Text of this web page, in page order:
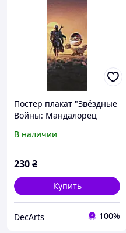
Постер плакат "Звёздные
Войны: Мандалорец
Wars: The Mandalorian
В наличии
230₴
Купить
DecArts 100%